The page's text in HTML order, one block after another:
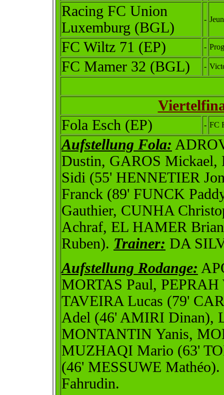
Racing FC Union
Luxemburg (BGL)
-
FC Wiltz 71 (EP) -
FC Mamer 32 (BGL) -
Fola Esch (EP)
- FC
Aufstellung Fola:
Dustin, GAROS
Sidi (55' HENNETIER
Franck (89' FUNCK
Gauthier, CUNHA
Achraf, EL HAMER
Ruben). Trainer: DA
Aufstellung Rodange:
MORTAS Paul,
TAVEIRA Lucas (79'
Adel (46' AMIRI Dinan),
MONTANTIN Yanis,
MUZHAQI Mario (63'
(46' MESSUWE Mathéo).
Fahrudin.